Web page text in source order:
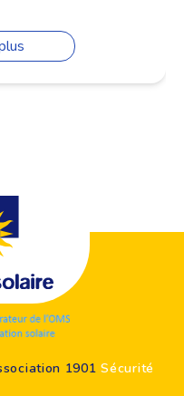
1901Sécurité